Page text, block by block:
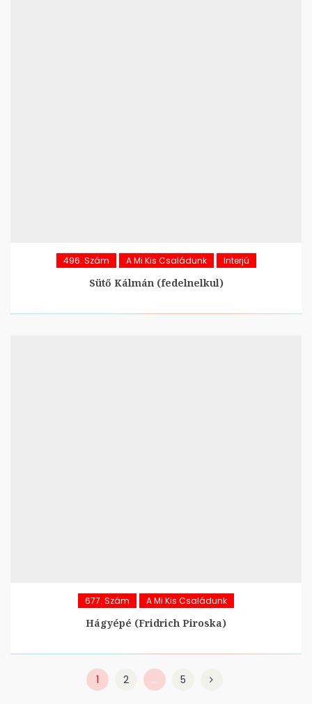
496. Szám A Mi Kis Családunk Interjú
Sütő Kálmán (fedelnelkul)
677. Szám A Mi Kis Családunk
Hágyépé (Fridrich Piroska)
1 2 … 5